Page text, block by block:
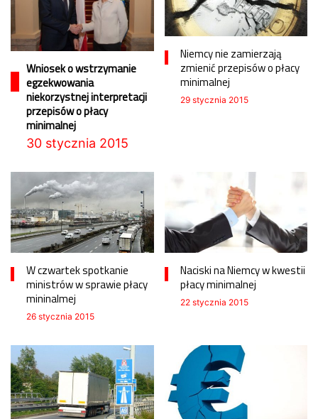
Wniosek o wstrzymanie
egzekwowania
niekorzystnej interpretacji
przepisów o płacy
minimalnej
30 stycznia 2015
Niemcy nie zamierzają
zmienić przepisów o płacy
minimalnej
29 stycznia 2015
W czwartek spotkanie
ministrów w sprawie płacy
mininalmej
26 stycznia 2015
Naciski na Niemcy w kwestii
płacy minimalnej
22 stycznia 2015